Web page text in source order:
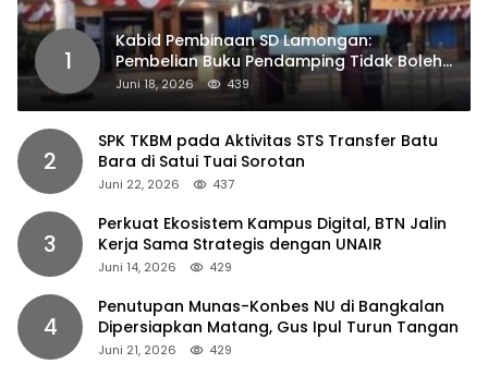
1
Kabid Pembinaan SD Lamongan:
Pembelian Buku Pendamping Tidak Boleh
Dipaksakan
Juni 18, 2026 439
2
SPK TKBM pada Aktivitas STS Transfer Batu
Bara di Satui Tuai Sorotan
Juni 22, 2026 437
3
Perkuat Ekosistem Kampus Digital, BTN Jalin
Kerja Sama Strategis dengan UNAIR
Juni 14, 2026 429
4
Penutupan Munas-Konbes NU di Bangkalan
Dipersiapkan Matang, Gus Ipul Turun Tangan
Juni 21, 2026 429